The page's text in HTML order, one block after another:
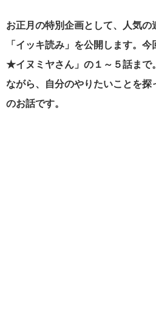
お正月の特別企画として、人気の
「イッキ読み」を公開します。
★イヌミヤさん」の１～５話まで
ながら、自分のやりたいことを探
のお話です。